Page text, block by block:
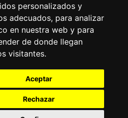
personalizados y
adecuados, para analizar
en nuestra web y para
de donde llegan
visitantes.
Aceptar
Rechazar
marcas comerciales y
de resultados de ciclismo son
No tenemos afiliación, patrocinio ni
Toda la información proporcionada
con fines informativos y para la
uso de nombres, marcas
propósito de identificar equipos y
o respaldo. Todos los derechos de las
pertenecen a sus propietarios legítimos.
servicio